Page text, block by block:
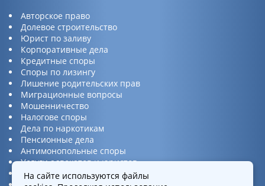
Авторское право
Долевое строительство
Юрист по заливу
Корпоративные дела
Кредитные споры
Споры по лизингу
Лишение родительских прав
Миграционные вопросы
Мошенничество
Налогове споры
Дела по наркотикам
Пенсионные дела
Антимонопольные споры
Услуги адвокатов и юристов
Юридическая консультация
На сайте используются файлы